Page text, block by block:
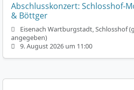
Abschlusskonzert: Schlosshof-
& Böttger
Eisenach Wartburgstadt, Schlosshof
angegeben)
9. August 2026 um 11:00